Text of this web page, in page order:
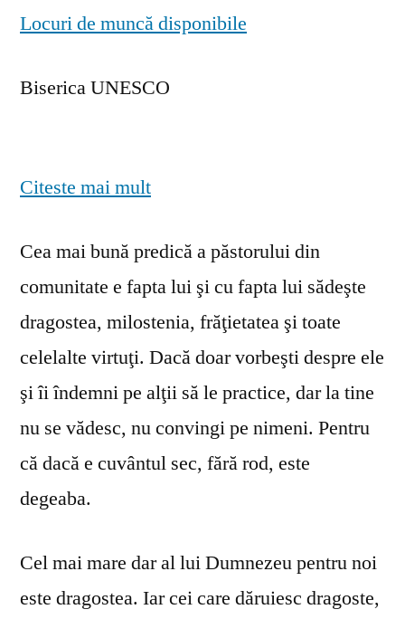
Locuri de muncă disponibile
Biserica UNESCO
Citeste mai mult
Cea mai bună predică a păstorului din
comunitate e fapta lui şi cu fapta lui sădeşte
dragostea, milostenia, frăţietatea şi toate
celelalte virtuţi. Dacă doar vorbeşti despre ele
şi îi îndemni pe alţii să le practice, dar la tine
nu se vă­desc, nu convingi pe nimeni. Pentru
că dacă e cuvântul sec, fără rod, este
degeaba.
Cel mai mare dar al lui Dumnezeu pentru noi
este dragostea. Iar cei care dăruiesc dragoste,